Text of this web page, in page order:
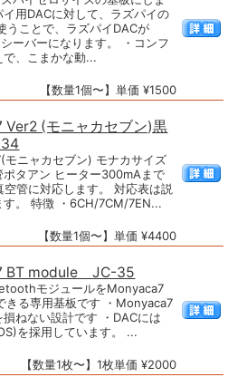
イ用DACに対して、ラズパイの
ことで、ラズパイDACが
ーバーになります。 ・コンフ
で、こまかな動...
【数量1個〜】単価 ¥1500
Ver2 (モニャカセブン)黒
ニャカセブン) モナカサイズ
ポタアン ヒーター300mAまで
空管に対応します。 対応表は説
す。 特徴 ・6CH/7CM/7EN...
【数量1個〜】単価 ¥4400
BT module JC-35
モジュールをMonyaca7
きる専用基板です ・Monyaca7
ねない設計です ・DACには
を採用しています。 ...
【数量1枚〜】1枚単価 ¥2000